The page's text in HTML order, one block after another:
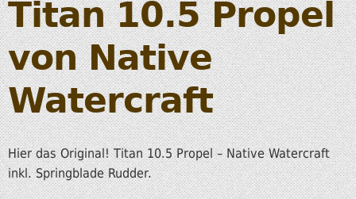
Titan 10.5 Propel
von Native
Watercraft
Hier das Original! Titan 10.5 Propel – Native Watercraft
inkl. Springblade Rudder.